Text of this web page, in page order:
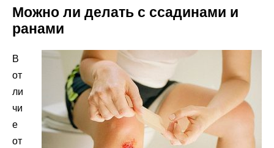
Можно ли делать с ссадинами и
ранами
В
от
ли
чи
е
от